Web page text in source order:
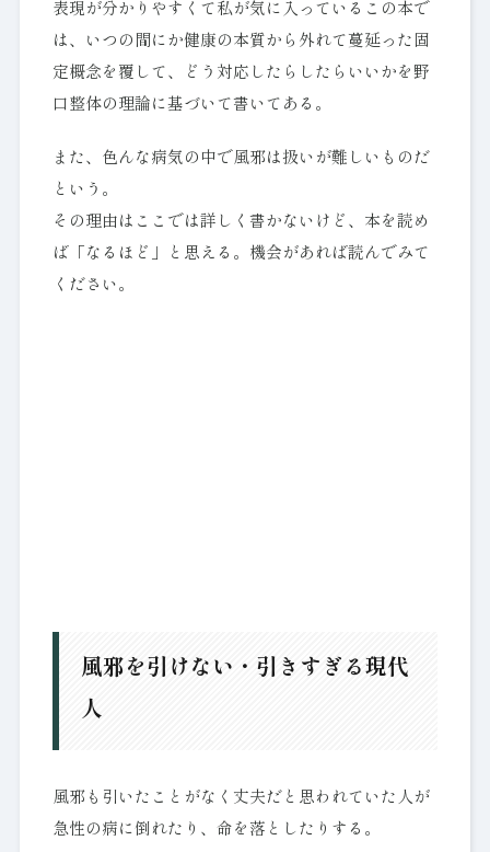
表現が分かりやすくて私が気に入っているこの本で
は、いつの間にか健康の本質から外れて蔓延った固
定概念を覆して、どう対応したらしたらいいかを野
口整体の理論に基づいて書いてある。
また、色んな病気の中で風邪は扱いが難しいものだ
という。
その理由はここでは詳しく書かないけど、本を読め
ば「なるほど」と思える。機会があれば読んでみて
ください。
風邪を引けない・引きすぎる現代
人
風邪も引いたことがなく丈夫だと思われていた人が
急性の病に倒れたり、命を落としたりする。